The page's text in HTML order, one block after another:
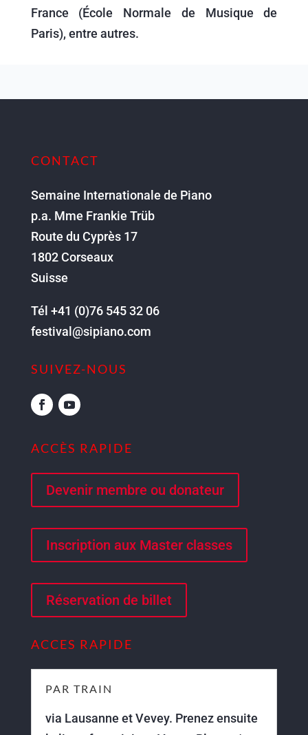
France (École Normale de Musique de
Paris), entre autres.
CONTACT
Semaine Internationale de Piano
p.a. Mme Frankie Trüb
Route du Cyprès 17
1802 Corseaux
Suisse
Tél +41 (0)76 545 32 06
festival@sipiano.com
SUIVEZ-NOUS
ACCÈS RAPIDE
Devenir membre ou donateur
Inscription aux Master classes
Réservation de billet
ACCES RAPIDE
PAR TRAIN
via Lausanne et Vevey. Prenez ensuite